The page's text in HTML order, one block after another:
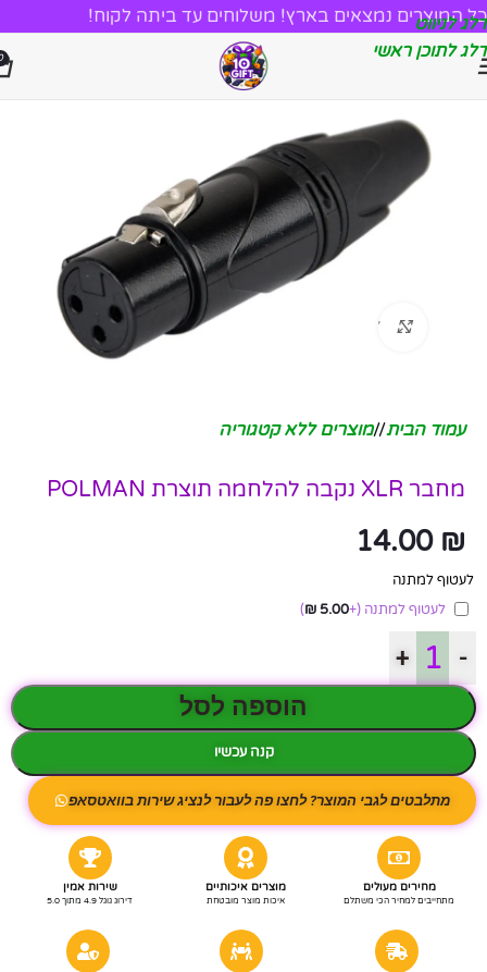
דלג לניווט
דלג לתוכן ראשי
כל המוצרים נמצאים בארץ! משלוחים עד ביתה לקוח!
לחץ להגדלה
עמוד הבית/ מוצרים ללא קטגוריה
מחבר XLR נקבה להלחמה תוצרת POLMAN
14.00 ₪
לעטוף למתנה
לעטוף למתנה (+
5.00
₪
)
-
+
הוספה לסל
קנה עכשיו
מתלבטים לגבי המוצר? לחצו פה לעבור לנציג שירות בוואטסאפ
מחירים מעולים
מתחייבים למחיר הכי משתלם
מוצרים איכותיים
איכות מוצר מובטחת
שירות אמין
דירוג גוגל 4.9 מתוך 5.0